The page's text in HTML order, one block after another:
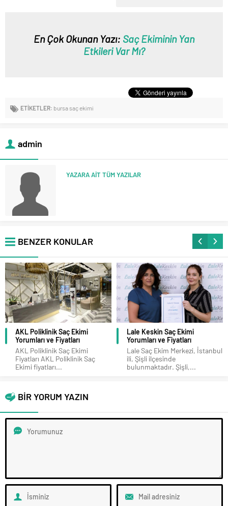
En Çok Okunan Yazı: Saç Ekiminin Yan
Etkileri Var Mı?
ETİKETLER: bursa saç ekimi
admin
YAZARA AİT TÜM YAZILAR
BENZER KONULAR
AKL Poliklinik Saç Ekimi
Yorumları ve Fiyatları
AKL Poliklinik Saç Ekimi
Fiyatları AKL Poliklinik Saç
Ekimi fiyatları...
Lale Keskin Saç Ekimi
Yorumları ve Fiyatları
Lale Saç Ekim Merkezi, İstanbul
ili, Şişli ilçesinde
bulunmaktadır. Şişli,...
BİR YORUM YAZIN